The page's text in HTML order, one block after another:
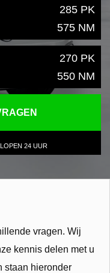
285 PK
575 NM
270 PK
550 NM
24 UUR
vragen. Wij
kennis delen met u
staan hieronder